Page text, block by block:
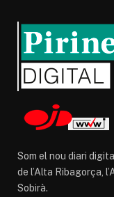
Som el nou diari
de l’Alta Ribagorça,
Sobirà.